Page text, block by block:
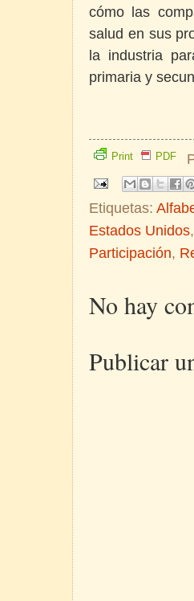
cómo las
salud en sus
la industria
primaria y
Print PDF
Etiquetas:
Estados Unidos,
Participación,
No hay
Publicar